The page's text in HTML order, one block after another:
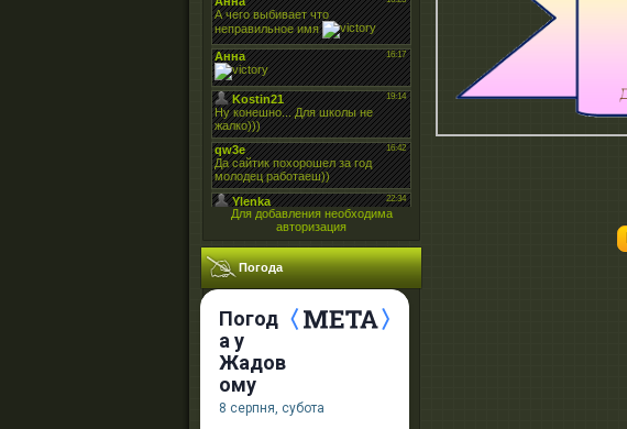
Для добавления необходима
авторизация
Погода
Погод
а у
Жадов
ому
8 серпня, субота